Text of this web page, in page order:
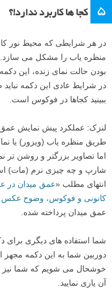
۵ کجا ها کاربرد ندارد!؟
در هر شرایطی که محیط نور
منظره یاب را مشکل می سازد.
بودن حالت نمای زنده، این
در شرایط عادی این دکمه نباید
ببینید کجاها در فوکوس است.
اما تصاویر بزرگتر و روشن تر
شارپ و چه چیزی نرم (مات)
انتهای مطلب «عمق میدان در
کانونی و فوکوس، وضوح عکس
عمق میدان پرداخته شده.
شما استفاده های دیگری برای
دوربین شما به این دکمه مجهز
خوشحال می شویم که شما نیز
آن یاری نمایید.